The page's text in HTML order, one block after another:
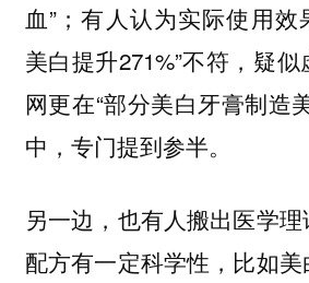
血”；有人认为实际使用效
美白提升271%”不符，疑
网更在“部分美白牙膏制造
中，专门提到参半。
另一边，也有人搬出医学
配方有一定科学性，比如